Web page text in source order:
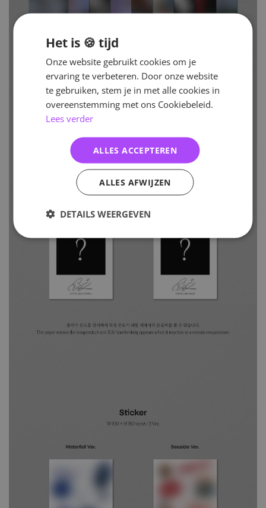
Het is 🍪 tijd
Onze website gebruikt cookies om je
ervaring te verbeteren. Door onze website
te gebruiken, stem je in met alle cookies in
overeenstemming met ons Cookiebeleid.
Lees verder
ALLES ACCEPTEREN
ALLES AFWIJZEN
DETAILS WEERGEVEN